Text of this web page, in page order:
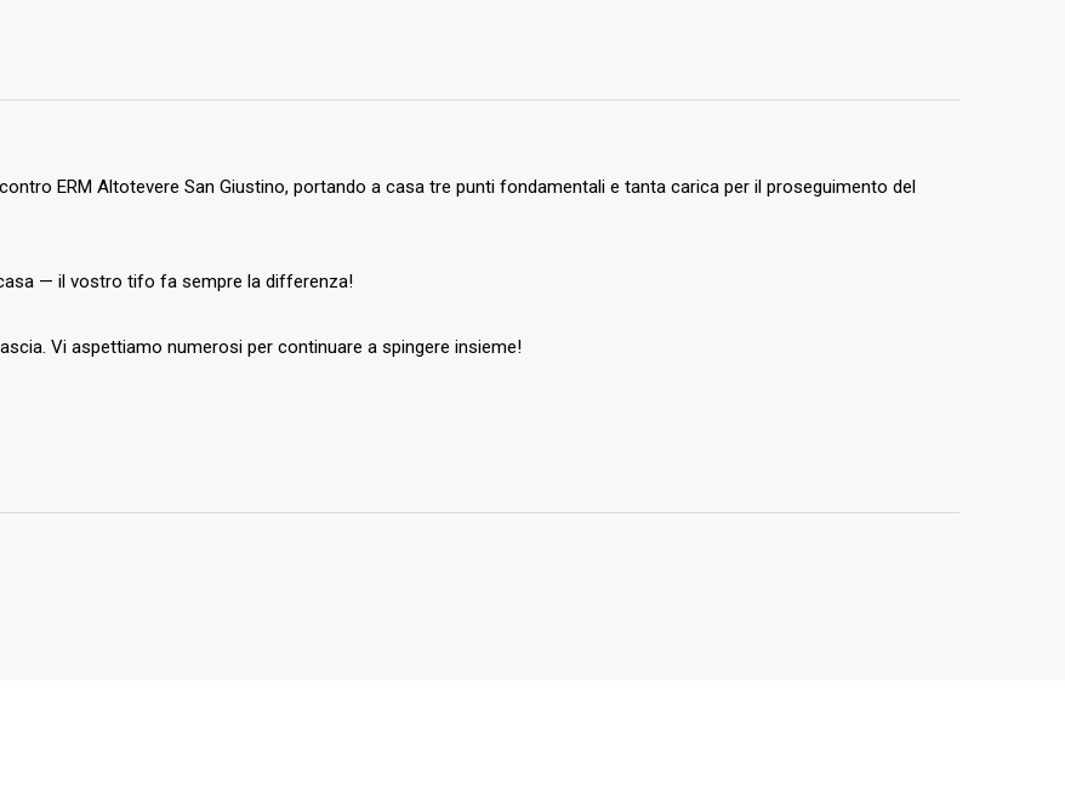
ERM Altotevere San Giustino, portando a casa tre punti fondamentali e tanta carica per il proseguimento del
— il vostro tifo fa sempre la differenza!
Vi aspettiamo numerosi per continuare a spingere insieme!